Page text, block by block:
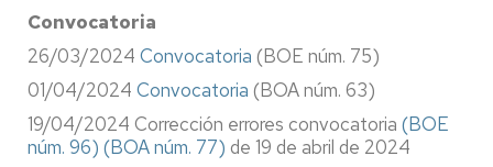
Convocatoria
26/03/2024 Convocatoria (BOE núm. 75)
01/04/2024 Convocatoria (BOA núm. 63)
19/04/2024 Corrección errores convocatoria (BOE
núm. 96) (BOA núm. 77) de 19 de abril de 2024